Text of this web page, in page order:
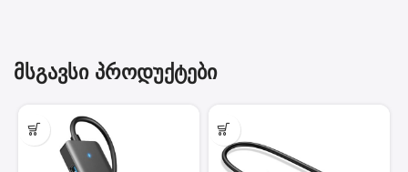
მსგავსი პროდუქტები